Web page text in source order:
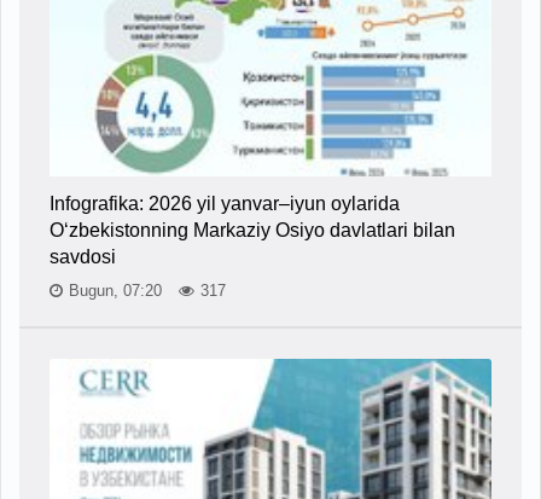
Infografika: 2026 yil yanvar–iyun oylarida
O‘zbekistonning Markaziy Osiyo davlatlari bilan
savdosi
Bugun, 07:20 317